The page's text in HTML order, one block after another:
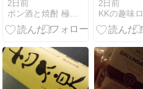
(萩錦酒
造)720ml
2日前
ポン酒と焼酎 極上ワインfrom 磐田市掛塚 粋な町
一番搾り
いをチェ
ク！
2日前
KKの趣味